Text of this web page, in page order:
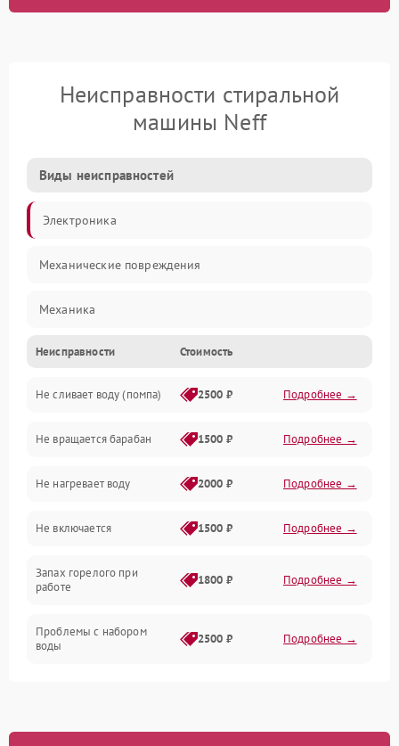
Неисправности стиральной
машины Neff
Виды неисправностей
Электроника
Механические повреждения
Механика
Электропитание
Водоснабжение
Слив
Программное обеспечение
Неисправности Стоимость
Не сливает воду (помпа) 2500 ₽ Подробнее →
Не вращается барабан 1500 ₽ Подробнее →
Не нагревает воду 2000 ₽ Подробнее →
Не включается 1500 ₽ Подробнее →
Запах горелого при
работе
1800 ₽ Подробнее →
Проблемы с набором
воды
2500 ₽ Подробнее →
Замена платы управления 2200 ₽ Подробнее →